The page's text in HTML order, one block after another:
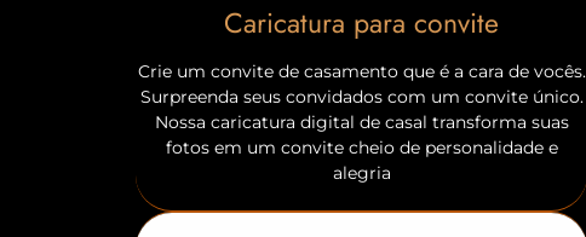
Caricatura para convite
Crie um convite de casamento que é a cara de vocês.
Surpreenda seus convidados com um convite único.
Nossa caricatura digital de casal transforma suas
fotos em um convite cheio de personalidade e
alegria